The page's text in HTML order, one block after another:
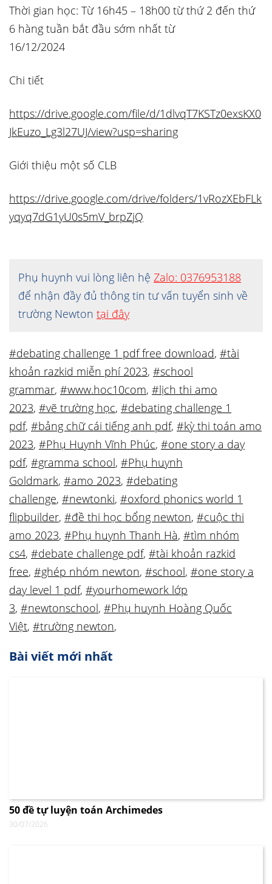
Thời gian học: Từ 16h45 – 18h00 từ thứ 2 đến thứ
6 hàng tuần bắt đầu sớm nhất từ
16/12/2024
Chi tiết
https://drive.google.com/file/d/1dlvqT7KSTz0exsKX0
JkEuzo_Lg3l27UJ/view?usp=sharing
Giới thiệu một số CLB
https://drive.google.com/drive/folders/1vRozXEbFLk
yqyq7dG1yU0s5mV_brpZjQ
Phụ huynh vui lòng liên hệ Zalo: 0376953188
để nhận đầy đủ thông tin tư vấn tuyển sinh về
trường Newton tại đây
#debating challenge 1 pdf free download, #tài
khoản razkid miễn phí 2023, #school
grammar, #www.hoc10com, #lịch thi amo
2023, #vẽ trường học, #debating challenge 1
pdf, #bảng chữ cái tiếng anh pdf, #kỳ thi toán amo
2023, #Phụ Huynh Vĩnh Phúc, #one story a day
pdf, #gramma school, #Phụ huynh
Goldmark, #amo 2023, #debating
challenge, #newtonki, #oxford phonics world 1
flipbuilder, #đề thi học bổng newton, #cuộc thi
amo 2023, #Phụ huynh Thanh Hà, #tìm nhóm
cs4, #debate challenge pdf, #tài khoản razkid
free, #ghép nhóm newton, #school, #one story a
day level 1 pdf, #yourhomework lớp
3, #newtonschool, #Phụ huynh Hoàng Quốc
Việt, #trường newton,
Bài viết mới nhất
50 đề tự luyện toán Archimedes
30/07/2026